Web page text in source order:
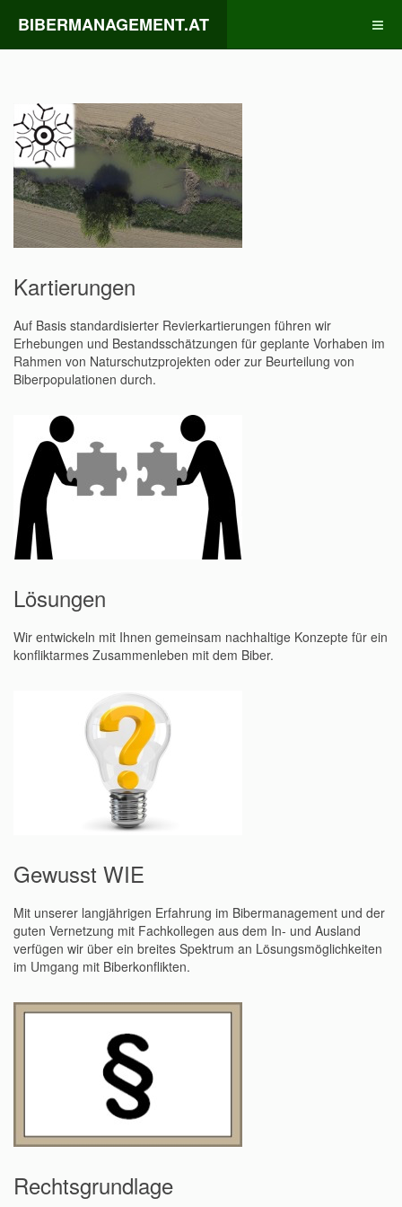
BIBERMANAGEMENT.AT
Kartierungen
Auf Basis standardisierter Revierkartierungen führen wir
Erhebungen und Bestandsschätzungen für geplante Vorhaben im
Rahmen von Naturschutzprojekten oder zur Beurteilung von
Biberpopulationen durch.
Lösungen
Wir entwickeln mit Ihnen gemeinsam nachhaltige Konzepte für ein
konfliktarmes Zusammenleben mit dem Biber.
Gewusst WIE
Mit unserer langjährigen Erfahrung im Bibermanagement und der
guten Vernetzung mit Fachkollegen aus dem In- und Ausland
verfügen wir über ein breites Spektrum an Lösungsmöglichkeiten
im Umgang mit Biberkonflikten.
Rechtsgrundlage